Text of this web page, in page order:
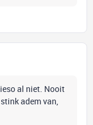
al niet. Nooit
adem van,